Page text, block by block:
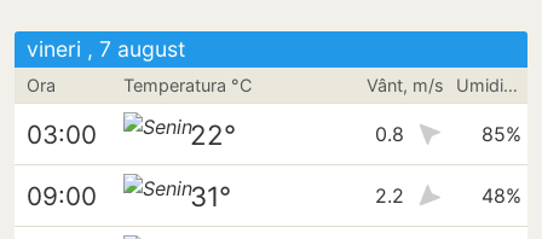
vineri , 7 august
Ora Temperatura °C Vânt, m/s Umiditate
03:00 22° 0.8 85%
09:00 31° 2.2 48%